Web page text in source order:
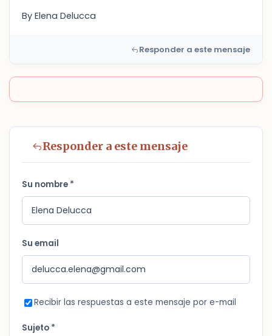
By Elena Delucca
Responder a este mensaje
Responder a este mensaje
Su nombre *
Su email
Recibir las respuestas a este mensaje por e-mail
Sujeto *